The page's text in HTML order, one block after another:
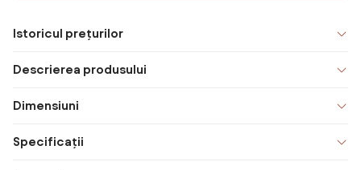
Istoricul prețurilor
Descrierea produsului
Dimensiuni
Specificații